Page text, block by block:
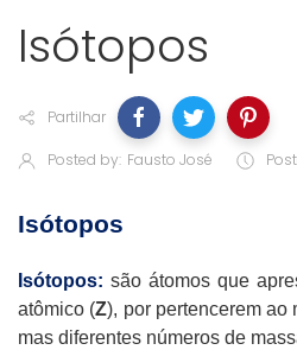
Isótopos
Partilhar
Posted by: Fausto José
Isótopos
Isótopos: são átomos que
atômico (Z), por pertencerem ao
mas diferentes números de